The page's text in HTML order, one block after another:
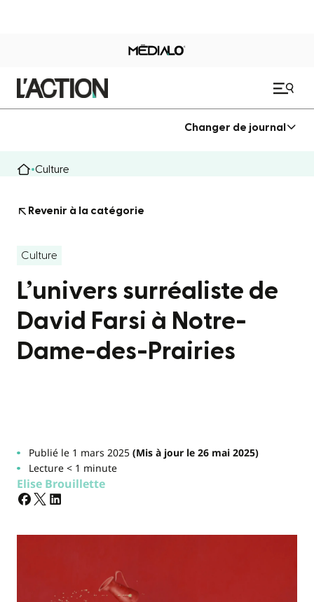
Changer de journal
Culture
Revenir à la catégorie
Culture
L’univers surréaliste de
David Farsi à Notre-
Dame-des-Prairies
Publié le 1 mars 2025(Mis à jour le 26 mai 2025)
Lecture < 1 minute
Elise Brouillette